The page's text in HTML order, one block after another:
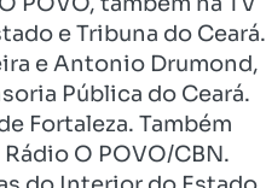
e Tribuna do Ceará.
e Antonio Drumond,
Pública do Ceará.
Fortaleza. Também
O POVO/CBN.